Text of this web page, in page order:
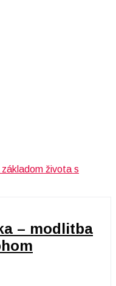
– modlitba